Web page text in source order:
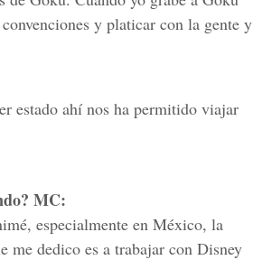
y platicar con la gente y
estado ahí nos ha permitido viajar
MC:
especialmente en México, la
me dedico es a trabajar con Disney